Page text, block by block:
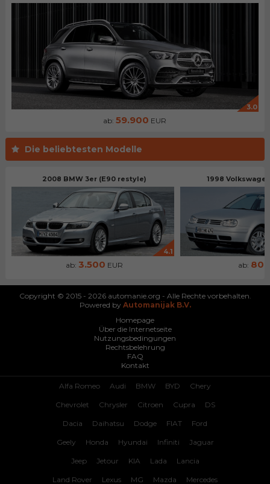
3.0
ab:59.900 EUR
Die beliebtesten Modelle
2008 BMW 3er (E90 restyle)
4.1
ab: 3.500 EUR
1998
ab: 800
Copyright © 2015 - 2026 automanie.org - Alle Rechte vorbehalten.
Powered by Automanijak B.V.
Homepage
Über die Internetseite
Nutzungsbedingungen
Rechtsbelehrung
FAQ
Kontakt
Alfa Romeo Audi BMW BYD Chery
Chevrolet Chrysler Citroen Cupra DS
Dacia Daihatsu Dodge FIAT Ford
Geely Honda Hyundai Infiniti Jaguar
Jeep Jetour KIA Lada Lancia
Land Rover Lexus MG Mazda Mercedes